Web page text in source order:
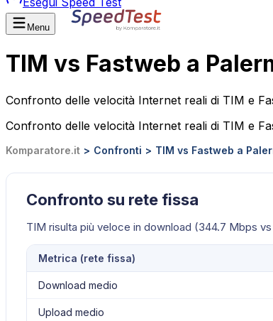
Menu
TIM vs Fastweb a
Confronto delle velocità Internet reali di TIM e
Confronto delle velocità Internet reali di TIM e
Komparatore.it Confronti TIM vs Fastweb a
Confronto su rete fissa
TIM risulta più veloce in download (344.7 Mbps
Metrica (rete fissa)
Download medio
Upload medio